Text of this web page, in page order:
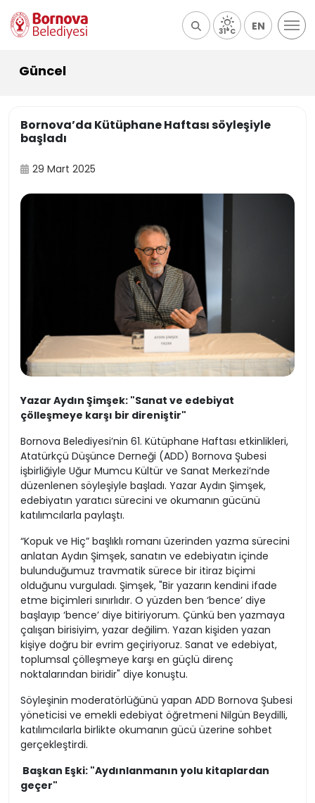
31°C EN
Güncel
Bornova’da Kütüphane Haftası söyleşiyle
başladı
29 Mart 2025
Yazar Aydın Şimşek: "Sanat ve edebiyat
çölleşmeye karşı bir direniştir"
Bornova Belediyesi’nin 61. Kütüphane Haftası etkinlikleri,
Atatürkçü Düşünce Derneği (ADD) Bornova Şubesi
işbirliğiyle Uğur Mumcu Kültür ve Sanat Merkezi’nde
düzenlenen söyleşiyle başladı. Yazar Aydın Şimşek,
edebiyatın yaratıcı sürecini ve okumanın gücünü
katılımcılarla paylaştı.
“Kopuk ve Hiç” başlıklı romanı üzerinden yazma sürecini
anlatan Aydın Şimşek, sanatın ve edebiyatın içinde
bulunduğumuz travmatik sürece bir itiraz biçimi
olduğunu vurguladı. Şimşek, "Bir yazarın kendini ifade
etme biçimleri sınırlıdır. O yüzden ben ‘bence’ diye
başlayıp ‘bence’ diye bitiriyorum. Çünkü ben yazmaya
çalışan birisiyim, yazar değilim. Yazan kişiden yazan
kişiye doğru bir evrim geçiriyoruz. Sanat ve edebiyat,
toplumsal çölleşmeye karşı en güçlü direnç
noktalarından biridir" diye konuştu.
Söyleşinin moderatörlüğünü yapan ADD Bornova Şubesi
yöneticisi ve emekli edebiyat öğretmeni Nilgün Beydilli,
katılımcılarla birlikte okumanın gücü üzerine sohbet
gerçekleştirdi.
Başkan Eşki: "Aydınlanmanın yolu kitaplardan
geçer"